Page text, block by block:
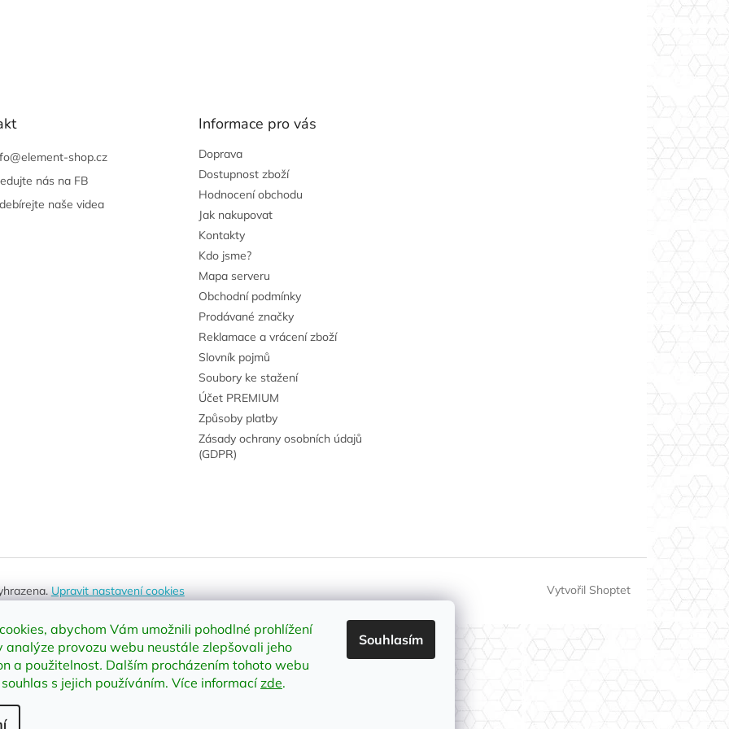
abychom Vám umožnili pohodlné prohlížení
analýze provozu webu neustále zlepšovali jeho
a použitelnost. Dalším procházením tohoto webu
s jejich používáním. Více informacízde.
Souhlasím
@element-shop.cz
nás na FB
naše videa
Informace pro vás
Doprava
Dostupnost zboží
Hodnocení obchodu
Jak nakupovat
Kontakty
Kdo jsme?
Mapa serveru
Obchodní podmínky
Prodávané značky
Reklamace a vrácení zboží
Slovník pojmů
Soubory ke stažení
Účet PREMIUM
Způsoby platby
Zásady ochrany osobních údajů
(GDPR)
Vytvořil Shoptet
Upravit nastavení cookies